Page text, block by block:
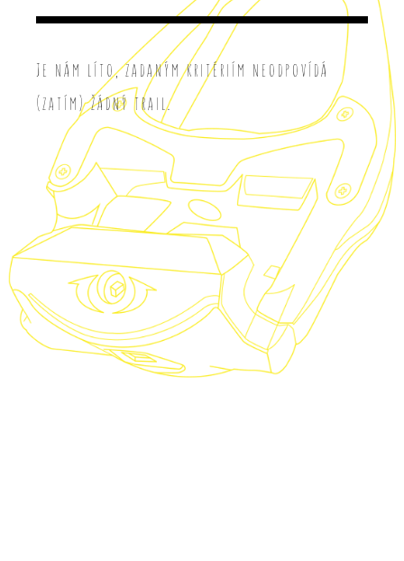
Je nám líto, zadaným kritériím neodpovídá
(zatím) žádný trail.